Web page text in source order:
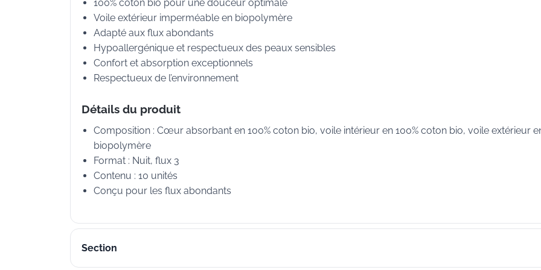
100% coton bio pour une douceur optimale
Voile extérieur imperméable en biopolymère
Adapté aux flux abondants
Hypoallergénique et respectueux des peaux sensibles
Confort et absorption exceptionnels
Respectueux de l’environnement
Détails du produit
Composition : Cœur absorbant en 100% coton bio, voile intérieur en 100% coton bio, voile extérieur
biopolymère
Format : Nuit, flux 3
Contenu : 10 unités
Conçu pour les flux abondants
Section